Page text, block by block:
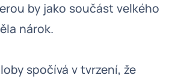
by jako součást velkého
nárok.
spočívá v tvrzení, že